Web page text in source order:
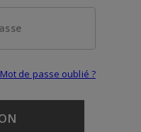
Mot de passe oublié ?